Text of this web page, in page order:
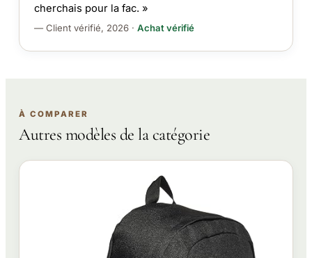
cherchais pour la fac. »
— Client vérifié, 2026 · Achat vérifié
À COMPARER
Autres modèles de la catégorie